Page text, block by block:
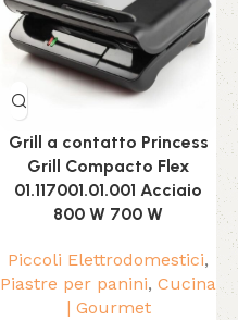
Grill a contatto Princess
Grill Compacto Flex
01.117001.01.001 Acciaio
800 W 700 W
Piccoli Elettrodomestici,
Piastre per panini, Cucina
| Gourmet